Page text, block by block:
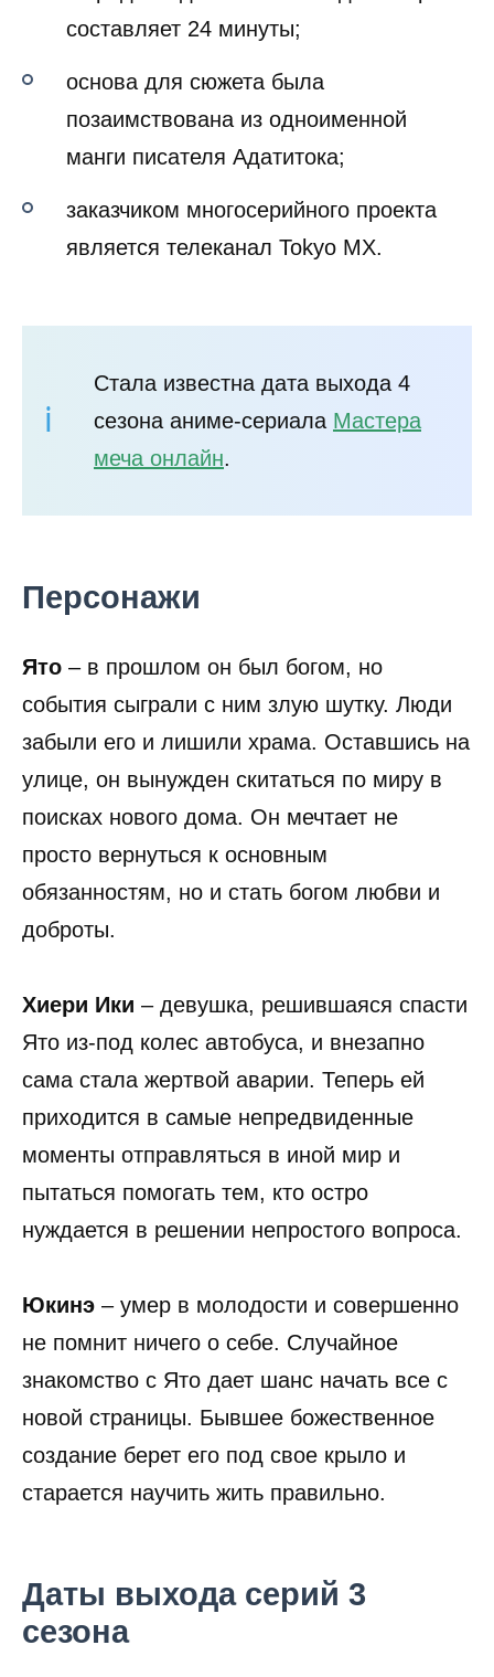
составляет 24 минуты;
основа для сюжета была
позаимствована из одноименной
манги писателя Адатитока;
заказчиком многосерийного проекта
является телеканал Tokyo MX.
Стала известна дата выхода 4
сезона аниме-сериала Мастера
меча онлайн.
Персонажи
Ято – в прошлом он был богом, но
события сыграли с ним злую шутку. Люди
забыли его и лишили храма. Оставшись на
улице, он вынужден скитаться по миру в
поисках нового дома. Он мечтает не
просто вернуться к основным
обязанностям, но и стать богом любви и
доброты.
Хиери Ики – девушка, решившаяся спасти
Ято из-под колес автобуса, и внезапно
сама стала жертвой аварии. Теперь ей
приходится в самые непредвиденные
моменты отправляться в иной мир и
пытаться помогать тем, кто остро
нуждается в решении непростого вопроса.
Юкинэ – умер в молодости и совершенно
не помнит ничего о себе. Случайное
знакомство с Ято дает шанс начать все с
новой страницы. Бывшее божественное
создание берет его под свое крыло и
старается научить жить правильно.
Даты выхода серий 3
сезона